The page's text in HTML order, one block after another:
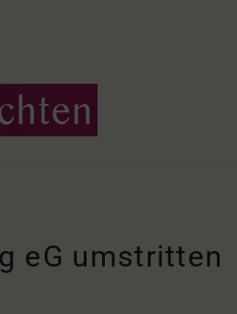
eG umstritten